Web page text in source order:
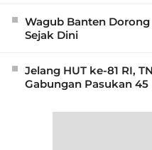
Wagub Banten
Sejak Dini
Jelang HUT ke-81 RI,
Gabungan Pasukan 45